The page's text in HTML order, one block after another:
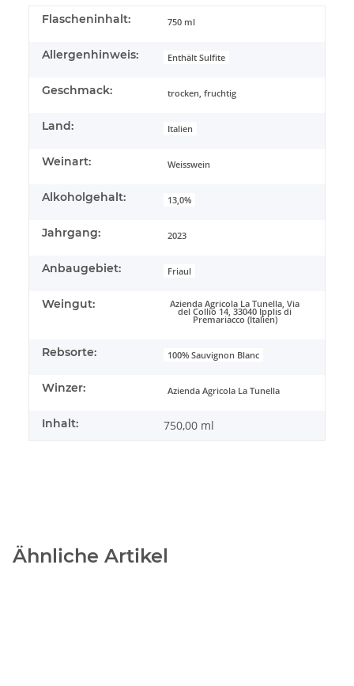
Flascheninhalt: 750 ml
Allergenhinweis: Enthält Sulfite
Geschmack: trocken, fruchtig
Land: Italien
Weinart: Weisswein
Alkoholgehalt: 13,0%
Jahrgang: 2023
Anbaugebiet: Friaul
Weingut: Azienda Agricola La Tunella, Via
del Collio 14, 33040 Ipplis di
Premariacco (Italien)
Rebsorte: 100% Sauvignon Blanc
Winzer: Azienda Agricola La Tunella
Inhalt: 750,00 ml
Ähnliche Artikel